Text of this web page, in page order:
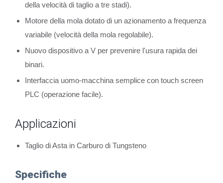
della velocità di taglio a tre stadi).
Motore della mola dotato di un azionamento a frequenza
variabile (velocità della mola regolabile).
Nuovo dispositivo a V per prevenire l'usura rapida dei
binari.
Interfaccia uomo-macchina semplice con touch screen
PLC (operazione facile).
Applicazioni
Taglio di Asta in Carburo di Tungsteno
Specifiche